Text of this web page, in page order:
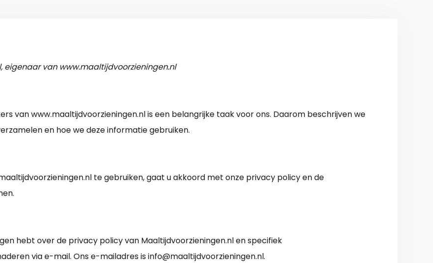
eigenaar van www.maaltijdvoorzieningen.nl
van www.maaltijdvoorzieningen.nl is een belangrijke taak voor ons. Daarom beschrijven we
en hoe we deze informatie gebruiken.
te gebruiken, gaat u akkoord met onze privacy policy en de
hebt over de privacy policy van Maaltijdvoorzieningen.nl en specifiek
via e-mail. Ons e-mailadres is info@maaltijdvoorzieningen.nl.